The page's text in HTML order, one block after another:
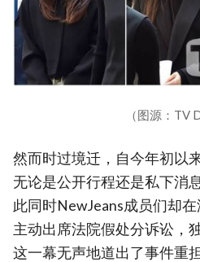
（图源：TV
然而时过境迁，自今年初以
无论是公开行程还是私下消
此同时NewJeans成员们却
主动出席法院假处分诉讼，
这一幕无声地道出了事件重